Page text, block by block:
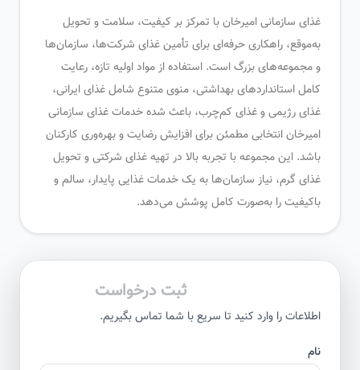
غذای سازمانی امیرخان با تمرکز بر کیفیت، سلامت و تحویل
به‌موقع، راهکاری حرفه‌ای برای تأمین غذای شرکت‌ها، سازمان‌ها
و مجموعه‌های بزرگ است. استفاده از مواد اولیه تازه، رعایت
کامل استانداردهای بهداشتی، منوی متنوع شامل غذای ایرانی،
غذای رژیمی و غذای کم‌چرب، باعث شده خدمات غذای سازمانی
امیرخان انتخابی مطمئن برای افزایش رضایت و بهره‌وری کارکنان
باشد. این مجموعه با تجربه بالا در تهیه غذای شرکتی و تحویل
غذای گرم، نیاز سازمان‌ها به یک خدمات غذایی پایدار، سالم و
باکیفیت را به‌صورت کامل پوشش می‌دهد.
ثبت درخواست
اطلاعات را وارد کنید تا سریع با شما تماس بگیریم.